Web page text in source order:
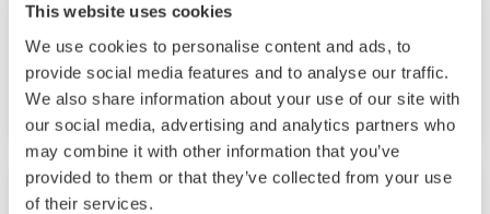
This website uses cookies
We use cookies to personalise content and ads, to
provide social media features and to analyse our traffic.
We also share information about your use of our site with
our social media, advertising and analytics partners who
may combine it with other information that you’ve
provided to them or that they’ve collected from your use
of their services.
SLS
Solución sostenible para el ciclo de vida de la
seguridad